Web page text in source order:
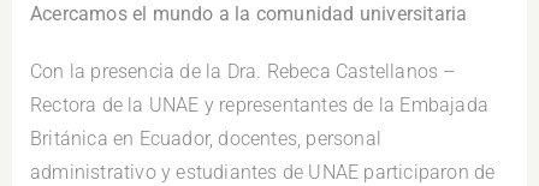
Acercamos el mundo a la comunidad universitaria
Con la presencia de la Dra. Rebeca Castellanos –
Rectora de la UNAE y representantes de la Embajada
Británica en Ecuador, docentes, personal
administrativo y estudiantes de UNAE participaron de